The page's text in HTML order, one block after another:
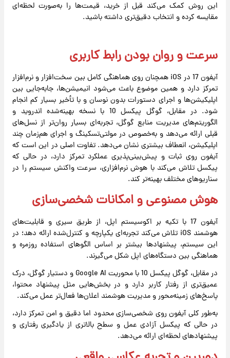
این روش کمک می‌کند قبل از خرید، قیمت‌ها را به‌صورت لحظه‌ای
مقایسه کرده و انتخاب دقیق‌تری داشته باشید.
سرعت و روان بودن رابط کاربری
آیفون 17 در iOS همچنان روی هماهنگی کامل بین سخت‌افزار و نرم‌افزار
تمرکز دارد و همین موضوع باعث می‌شود انیمیشن‌ها، جابه‌جایی بین
اپلیکیشن‌ها و اجرای دستورات بدون نوسان و با تأخیر بسیار کم انجام
شود. در مقابل، گوگل پیکسل 10 با نسخه بهینه‌شده اندروید و
الگوریتم‌های مدیریت منابع گوگل، تجربه‌ای بسیار روان‌تر از نسل‌های
قبلی ارائه می‌دهد و به‌خصوص در مولتی‌تسکینگ و اجرای هم‌زمان چند
اپلیکیشن، انعطاف بیشتری نشان می‌دهد. تفاوت اصلی در این است که
آیفون روی ثبات و پیش‌بینی‌پذیری عملکرد تمرکز دارد، در حالی که
پیکسل تلاش می‌کند با هوش نرم‌افزاری، سرعت واکنش سیستم را در
سناریوهای مختلف بهینه‌تر کند.
هوش مصنوعی و امکانات شخصی‌سازی
آیفون 17 با تکیه بر اکوسیستم اپل، از طریق سیری و قابلیت‌های
هوشمند iOS تلاش می‌کند تجربه‌ای یکپارچه و کنترل‌شده ارائه دهد؛ در
این سیستم، پیشنهادها بیشتر بر اساس الگوهای استفاده روزمره و
هماهنگی بین دستگاه‌های اپل شکل می‌گیرند.
در مقابل، گوگل پیکسل 10 با محوریت Google AI و دستیار گوگل، درک
عمیق‌تری از رفتار کاربر دارد و در بخش‌هایی مثل پیشنهاد محتوا،
پاسخ‌های زمینه‌محور و مدیریت هوشمند اعلان‌ها فعال‌تر عمل می‌کند.
به‌طور کلی آیفون روی شخصی‌سازی محدود اما دقیق و امن تمرکز دارد،
در حالی که پیکسل آزادی عمل و سطح بالاتری از یادگیری رفتاری و
پیشنهادهای لحظه‌ای ارائه می‌دهد.